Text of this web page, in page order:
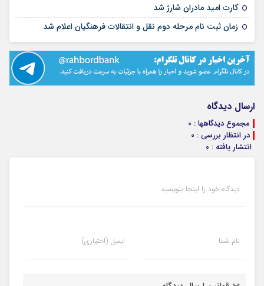
کارت امید مادران شارژ شد
زمان ثبت نام مرحله دوم نقل و انتقالات فرهنگیان اعلام شد
ارسال دیدگاه
مجموع دیدگاهها : 0
در انتظار بررسی : 0
انتشار یافته : 0
دیدگاه خود را اینجا بنویسید
نام شما ایمیل (اختیاری)